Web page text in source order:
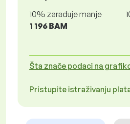
10% zarađuje manje
1 196 BAM
Šta znače podaci na
Pristupite istraživanju